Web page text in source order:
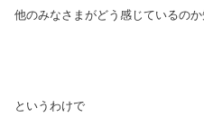
他のみなさまがどう感じているのか
というわけで